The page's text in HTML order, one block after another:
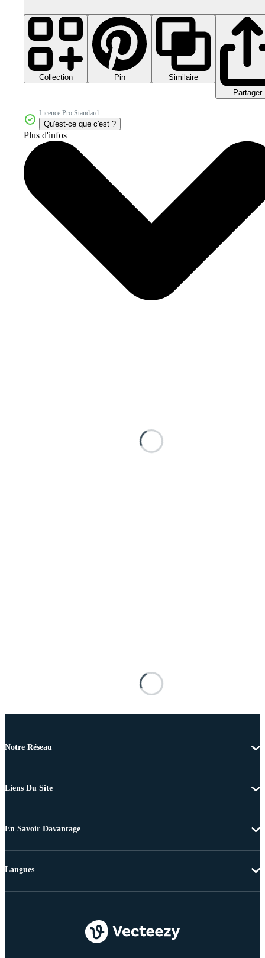
Collection Pin
Similaire
Partager
Licence Pro Standard
Qu'est-ce que c'est ?
Plus d'infos
Notre Réseau
Liens Du Site
En Savoir Davantage
Langues